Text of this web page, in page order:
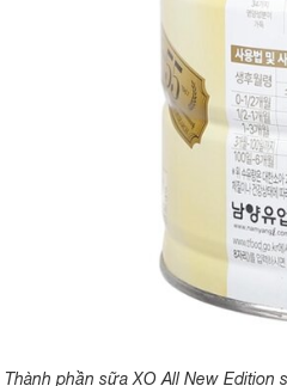
Thành phần sữa XO All New Edition